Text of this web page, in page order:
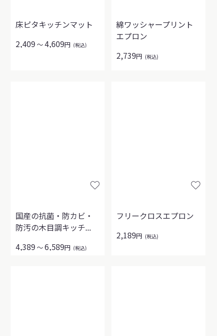
床ピタキッチンマット
2,409～4,609円 (税込)
綿ワッシャープリント
エプロン
2,739円 (税込)
国産の抗菌・防カビ・
防汚の木目調キッチ...
4,389～6,589円 (税込)
フリークロスエプロン
2,189円 (税込)